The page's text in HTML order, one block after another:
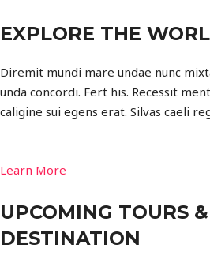
EXPLORE THE
Diremit mundi mare undae nunc
unda concordi. Fert his. Recessit
caligine sui egens erat. Silvas caeli
Learn More
UPCOMING TOURS &
DESTINATION